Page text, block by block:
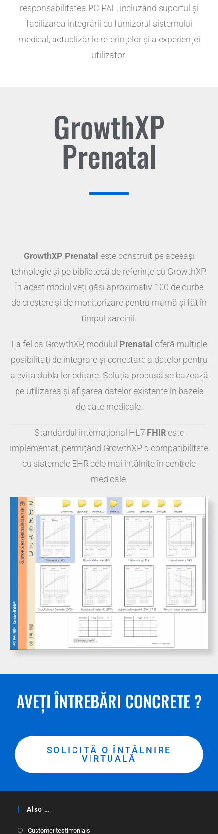
responsabilitatea PC PAL, incluzând suportul și
facilizarea integrării cu furnizorul sistemului
medical, actualizările referințelor și a experienței
utilizator.
GrowthXP
Prenatal
GrowthXP Prenatal este construit pe aceeași
tehnologie și pe bibliotecă de referințe cu GrowthXP.
În acest modul veți găsi aproximativ 100 de curbe
de creștere și de monitorizare pentru mamă și făt în
timpul sarcinii.
La fel ca GrowthXP, modulul Prenatal oferă multiple
posibilități de integrare și conectare a datelor pentru
a evita dubla lor editare. Soluția propusă se bazează
pe utilizarea și afișarea datelor existente în bazele
de date medicale.
Standardul internațional HL7 FHIReste
implementat, permițând GrowthXP o compatibilitate
cu sistemele EHR cele mai întâlnite în centrele
medicale.
AVEȚI ÎNTREBĂRI CONCRETE ?
SOLICITĂ O ÎNTÂLNIRE
VIRTUALĂ
Also …
Customer testimonials